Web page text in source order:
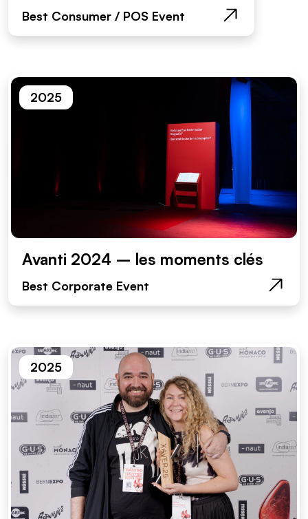
Best Consumer / POS Event
2025
Avanti 2024 – les moments clés
Best Corporate Event
2025